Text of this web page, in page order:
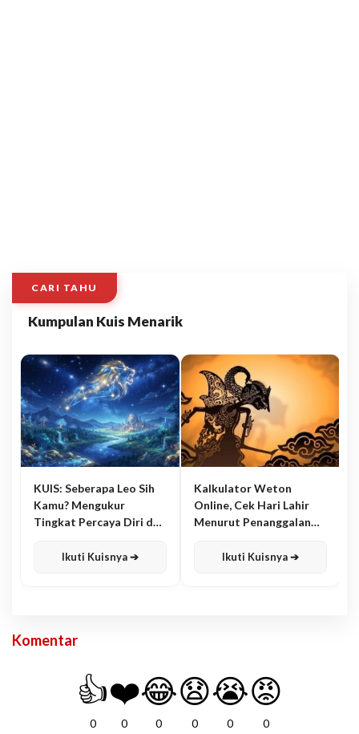
CARI TAHU
Kumpulan Kuis Menarik
KUIS: Seberapa Leo Sih
Kamu? Mengukur
Tingkat Percaya Diri dan
Ikuti Kuisnya ➔
Kalkulator Weton
Online, Cek Hari Lahir
Menurut Penanggalan
Ikuti Kuisnya ➔
Komentar
👍
0
❤️
0
😂
0
😧
0
😭
0
😡
0